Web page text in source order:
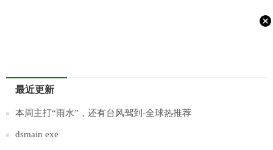
最近更新
本周主打“雨水”，还有台风驾到-全球热推荐
dsmain exe